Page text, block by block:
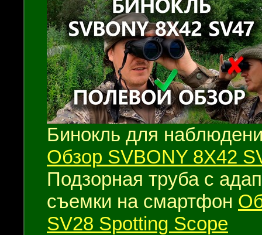
Бинокль для
Обзор SVBONY 8X42
Подзорная труба с
съемки на смартфон
SV28 Spotting Scope